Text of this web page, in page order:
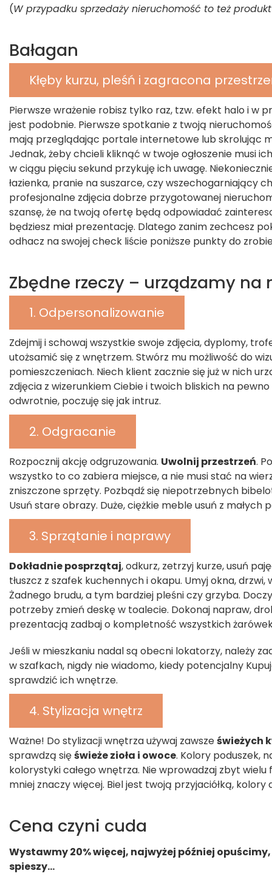
(W przypadku sprzedaży nieruchomość to też
Bałagan
Kłęby kurzu, pleśń i zagracona
Pierwsze wrażenie robisz tylko raz, tzw. efekt halo i w
jest podobnie. Pierwsze spotkanie z twoją
mają przeglądając portale internetowe lub skrolując
Jednak, żeby chcieli kliknąć w twoje ogłoszenie musi
w ciągu pięciu sekund przykuję ich uwagę.
łazienka, pranie na suszarce, czy wszechogarniający
profesjonalne zdjęcia dobrze przygotowanej
szansę, że na twoją ofertę będą odpowiadać
będziesz miał prezentację. Dlatego zanim zechcesz
odhacz na swojej check liście poniższe punkty do
Zbędne rzeczy – urządzamy na
1. Odpersonalizowanie
Zdejmij i schowaj wszystkie swoje zdjęcia, dyplomy,
utożsamić się z wnętrzem. Stwórz mu możliwość do
pomieszczeniach. Niech klient zacznie się już w nich
zdjęcia z wizerunkiem Ciebie i twoich bliskich na
odwrotnie, poczuję się jak intruz.
2. Odgracanie
Rozpocznij akcję odgruzowania. Uwolnij przestrzeń.
wszystko to co zabiera miejsce, a nie musi stać na
zniszczone sprzęty. Pozbądź się niepotrzebnych
Usuń stare obrazy. Duże, ciężkie meble usuń z małych
3. Sprzątanie i naprawy
Dokładnie posprzątaj, odkurz, zetrzyj kurze, usuń
tłuszcz z szafek kuchennych i okapu. Umyj okna, drzwi,
Żadnego brudu, a tym bardziej pleśni czy grzyba.
potrzeby zmień deskę w toalecie. Dokonaj napraw,
prezentacją zadbaj o kompletność wszystkich
Jeśli w mieszkaniu nadal są obecni lokatorzy, należy
w szafkach, nigdy nie wiadomo, kiedy potencjalny
sprawdzić ich wnętrze.
4. Stylizacja wnętrz
Ważne! Do stylizacji wnętrza używaj zawsześwieżych
sprawdzą sięświeże zioła i owoce. Kolory poduszek,
kolorystyki całego wnętrza. Nie wprowadzaj zbyt
mniej znaczy więcej. Biel jest twoją przyjaciółką,
Cena czyni cuda
Wystawmy 20% więcej, najwyżej później
spieszy…